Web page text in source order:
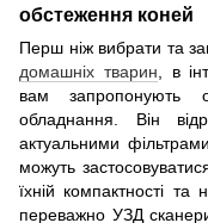
обстеження коней
Перш ніж вибрати та
домашніх тварин , в
вам запропонують
обладнання. Він
актуальними
можуть
їхній компактності
переважно УЗД